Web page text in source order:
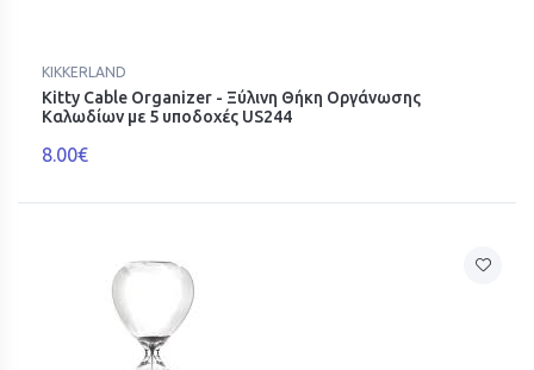
KIKKERLAND
Kitty Cable Organizer - Ξύλινη Θήκη Οργάνωσης
Καλωδίων με 5 υποδοχές US244
8.00€